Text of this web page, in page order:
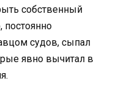
собственный
постоянно
судов, сыпал
явно вычитал в